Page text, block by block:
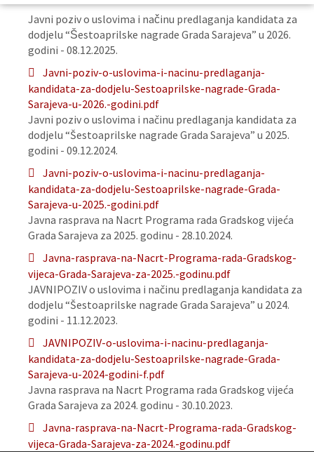
Javni poziv o uslovima i načinu predlaganja kandidata za
dodjelu “Šestoaprilske nagrade Grada Sarajeva” u 2026.
godini - 08.12.2025.
Javni-poziv-o-uslovima-i-nacinu-predlaganja-
kandidata-za-dodjelu-Sestoaprilske-nagrade-Grada-
Sarajeva-u-2026.-godini.pdf
Javni poziv o uslovima i načinu predlaganja kandidata za
dodjelu “Šestoaprilske nagrade Grada Sarajeva” u 2025.
godini - 09.12.2024.
Javni-poziv-o-uslovima-i-nacinu-predlaganja-
kandidata-za-dodjelu-Sestoaprilske-nagrade-Grada-
Sarajeva-u-2025.-godini.pdf
Javna rasprava na Nacrt Programa rada Gradskog vijeća
Grada Sarajeva za 2025. godinu - 28.10.2024.
Javna-rasprava-na-Nacrt-Programa-rada-Gradskog-
vijeca-Grada-Sarajeva-za-2025.-godinu.pdf
JAVNIPOZIV o uslovima i načinu predlaganja kandidata za
dodjelu “Šestoaprilske nagrade Grada Sarajeva” u 2024.
godini - 11.12.2023.
JAVNIPOZIV-o-uslovima-i-nacinu-predlaganja-
kandidata-za-dodjelu-Sestoaprilske-nagrade-Grada-
Sarajeva-u-2024-godini-f.pdf
Javna rasprava na Nacrt Programa rada Gradskog vijeća
Grada Sarajeva za 2024. godinu - 30.10.2023.
Javna-rasprava-na-Nacrt-Programa-rada-Gradskog-
vijeca-Grada-Sarajeva-za-2024.-godinu.pdf